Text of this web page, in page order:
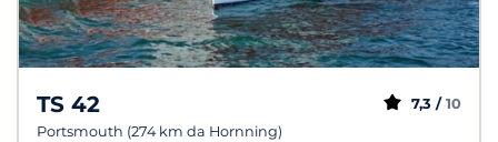
TS 42
Portsmouth (274 km da Hornning)
7,3 / 10